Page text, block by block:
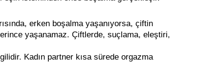
erken boşalma yaşanıyorsa, çiftin
yaşanamaz. Çiftlerde, suçlama, eleştiri,
Kadın partner kısa sürede orgazma